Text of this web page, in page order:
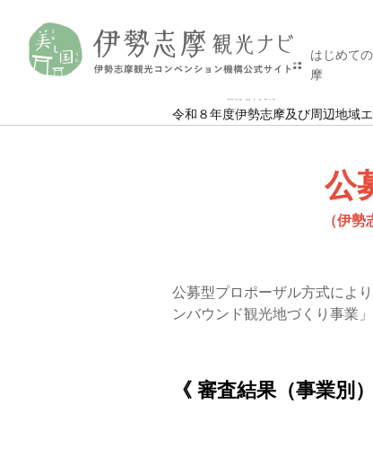
はじめて
摩
令和８年度伊勢志摩及び周辺地域
公
（伊
公募型プロポーザル方式によ
ンバウンド観光地づくり事業
《 審査結果（事業別